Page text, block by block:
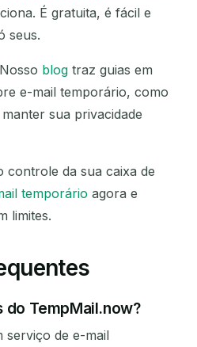
É gratuita, é fácil e
seus.
blog traz guias em
e-mail temporário, como
sua privacidade
controle da sua caixa de
temporário agora e
limites.
do TempMail.now?
serviço de e-mail